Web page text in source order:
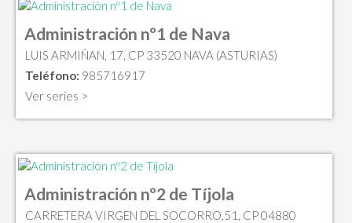
Administración nº1 de Nava
LUIS ARMIÑAN, 17, CP 33520 NAVA (ASTURIAS)
Teléfono: 985716917
Ver series >
Administración nº2 de Tíjola
CARRETERA VIRGEN DEL SOCORRO,51, CP 04880